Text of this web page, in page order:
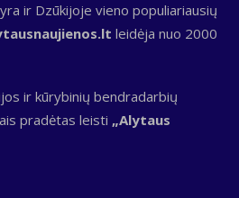
ir Dzūkijoje vieno populiariausių
leidėja nuo 2000
ir kūrybinių bendradarbių
pradėtas leisti „Alytaus